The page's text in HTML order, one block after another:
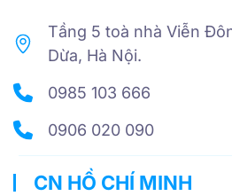
Tầng 5 toà nhà Viễn
Dừa, Hà Nội.
0985 103 666
0906 020 090
CN HỒ CHÍ MINH